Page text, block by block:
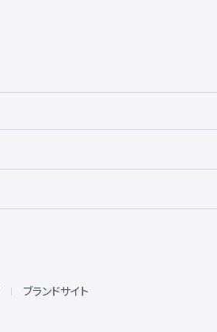
ブランドサイト